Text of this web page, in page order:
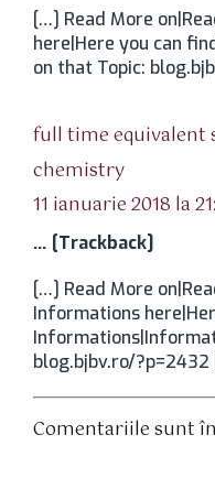
[…] Read More
here|Here you can
on that Topic:
full time equivalent
chemistryspune:
11 ianuarie 2018 la
… [Trackback]
[…] Read More
Informations
blog.bjbv.ro/
Comentariile sunt